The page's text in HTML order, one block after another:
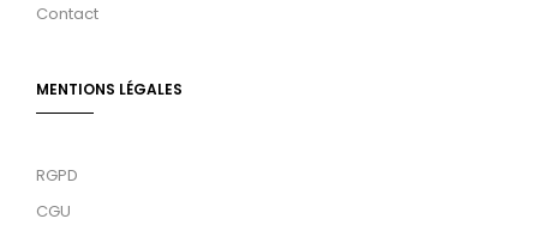
Contact
MENTIONS LÉGALES
RGPD
CGU